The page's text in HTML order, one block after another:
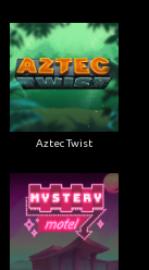
Aztec Twist